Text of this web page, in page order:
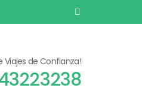
Viajes de Confianza!